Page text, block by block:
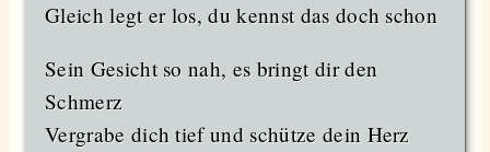
Gleich legt er los, du kennst das doch schon
Sein Gesicht so nah, es bringt dir den
Schmerz
Vergrabe dich tief und schütze dein Herz